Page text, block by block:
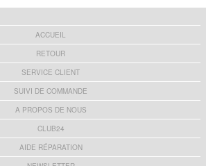
ACCUEIL
RETOUR
SERVICE CLIENT
SUIVI DE COMMANDE
A PROPOS DE NOUS
CLUB24
AIDE RÉPARATION